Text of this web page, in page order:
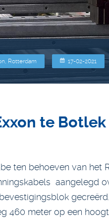
Rotterdam 17-02-2021
te Botlek
ten behoeven van het
aangelegd
460 meter op een